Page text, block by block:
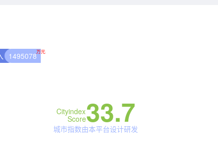
1495078万元
城市指数由本平台设计研发
Cityindex
Score33.7